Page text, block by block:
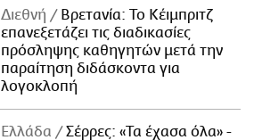
Διεθνή
Βρετανία: Το Κέιμπριτζ
επανεξετάζει τις διαδικασίες
πρόσληψης καθηγητών μετά την
παραίτηση διδάσκοντα για
λογοκλοπή
Ελλάδα
Σέρρες: «Τα έχασα όλα» -